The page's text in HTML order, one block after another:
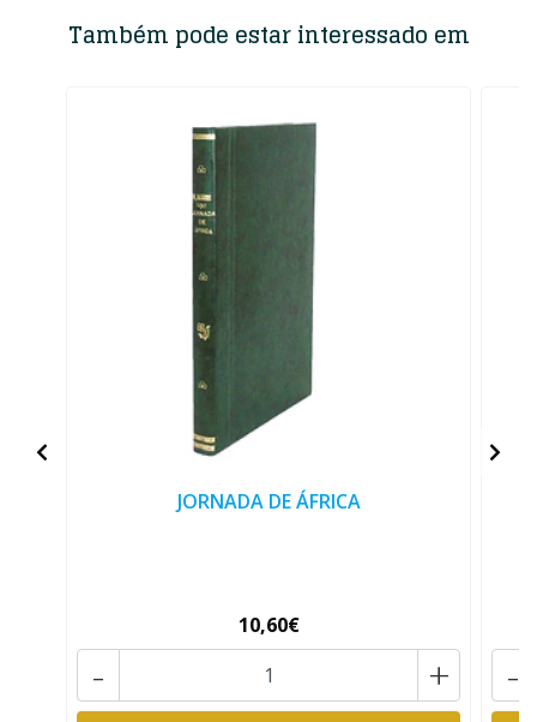
Também pode estar interessado em
JORNADA DE ÁFRICA
10,60€
+
- -